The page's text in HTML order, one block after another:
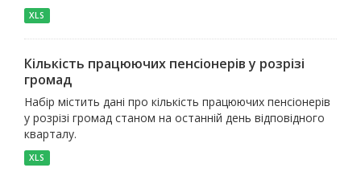
XLS
Кількість працюючих пенсіонерів у розрізі
громад
Набір містить дані про кількість працюючих пенсіонерів
у розрізі громад станом на останній день відповідного
кварталу.
XLS